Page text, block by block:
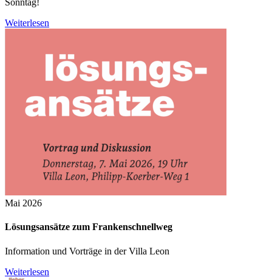
Sonntag!
Weiterlesen
Mai 2026
Lösungsansätze zum Frankenschnellweg
Information und Vorträge in der Villa Leon
Weiterlesen